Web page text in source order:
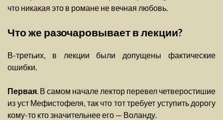
что никакая это в романе не вечная любовь.
Что же разочаровывает в лекции?
В-третьих, в лекции были допущены фактические
ошибки.
Первая . В самом начале лектор перевел четверостишие
из уст Мефистофеля, так что тот требует уступить дорогу
кому-то кто значительнее его — Воланду.